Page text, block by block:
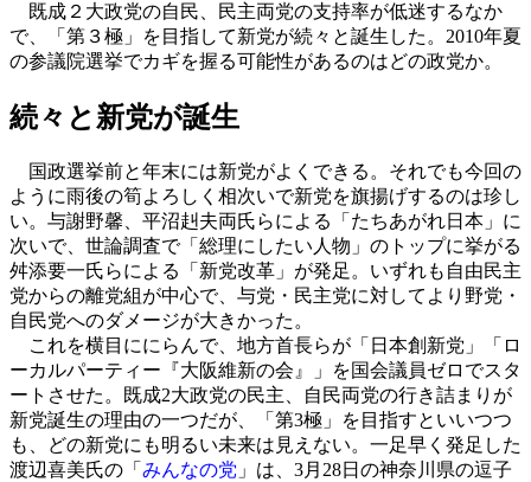
既成２大政党の自民、民主両党の支持率が低迷するなか
で、「第３極」を目指して新党が続々と誕生した。2010年夏
の参議院選挙でカギを握る可能性があるのはどの政党か。
続々と新党が誕生
国政選挙前と年末には新党がよくできる。それでも今回の
ように雨後の筍よろしく相次いで新党を旗揚げするのは珍し
い。与謝野馨、平沼赳夫両氏らによる「たちあがれ日本」に
次いで、世論調査で「総理にしたい人物」のトップに挙がる
舛添要一氏らによる「新党改革」が発足。いずれも自由民主
党からの離党組が中心で、与党・民主党に対してより野党・
自民党へのダメージが大きかった。
これを横目ににらんで、地方首長らが「日本創新党」「ロ
ーカルパーティー『大阪維新の会』」を国会議員ゼロでスタ
ートさせた。既成2大政党の民主、自民両党の行き詰まりが
新党誕生の理由の一つだが、「第3極」を目指すといいつつ
も、どの新党にも明るい未来は見えない。一足早く発足した
渡辺喜美氏の「 みんなの党 」は、3月28日の神奈川県の逗子